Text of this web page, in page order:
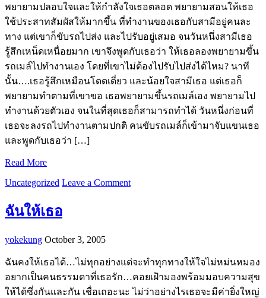
พยายามปลอบใจและให้กำลังใจเธอตลอด พยายามสอนให้เธอ
ใช้ประสาทสัมผัสให้มากขึ้น ที่ทำงานของเธอกับสามีอยู่คนละ
ทาง แต่เขาก็ขับรถไปส่ง และไปรับอยู่เสมอ จนวันหนึ่งสามีเธอ
รู้สึกเหน็ดเหนื่อยมาก เขาจึงพูดกับเธอว่า ให้เธอลองพยายามขึ้น
รถเมล์ไปทำงานเอง โดยที่เขาไม่ต้องไปรับไปส่งได้ไหม? นาที
นั้น….เธอรู้สึกเหมือนโดดเดี่ยว และน้อยใจสามีเธอ แต่เธอก็
พยายามทำตามที่เขาขอ เธอพยายามขึ้นรถเมล์เอง พยายามไป
ทำงานด้วยตัวเอง จนในที่สุดเธอก็สามารถทำได้ วันหนึ่งก่อนที่
เธอจะลงรถไปทำงานตามปกติ คนขับรถเมล์ก็เข้ามาจับแขนเธอ
และพูดกับเธอว่า […]
Read More
Uncategorized Leave a Comment
ฉันให้เธอ
yokekung October 3, 2005
ฉันคงให้เธอได้…ไม่ทุกอย่างแต่จะทำทุกทางให้ใจไม่หม่นหมอง
อยากเป็นคนธรรมดาที่เธอรัก…คอยเฝ้ามองพร้อมมอบความสุข
ให้ได้ซึ่งกันและกัน เชื่อเถอะนะ ไม่ว่าอย่างไรเธอจะมีค่ายิ่งใหญ่